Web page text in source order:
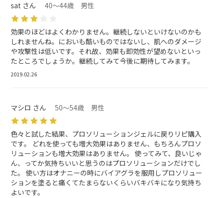
sat さん 40～44歳 男性
効果のほどはよくわかりません。継続しないといけないのかも
しれませんね。においも酷いものではないし、肌へのダメージ
や攻撃性は低いです。それ故、効果も即効性が望めないといっ
たところでしょうか。継続してみて今後に期待してみます。
2019.02.26
マシロ さん 50～54歳 男性
色々と試した結果、プロソリューションジェルに戻りリピ購入
です。 どれを使っても増大効果はありません、もちろんプロソ
リューションも増大効果はありません。 使ってみて、良いじゃ
ん、ってか気持ちいいと思うのはプロソリューションだけでし
た。 使い方はオナニーの時にバイアグラを服用しプロソリュー
ションを塗ると痛くてたまらないくらいバキバキになり気持ち
よいです。